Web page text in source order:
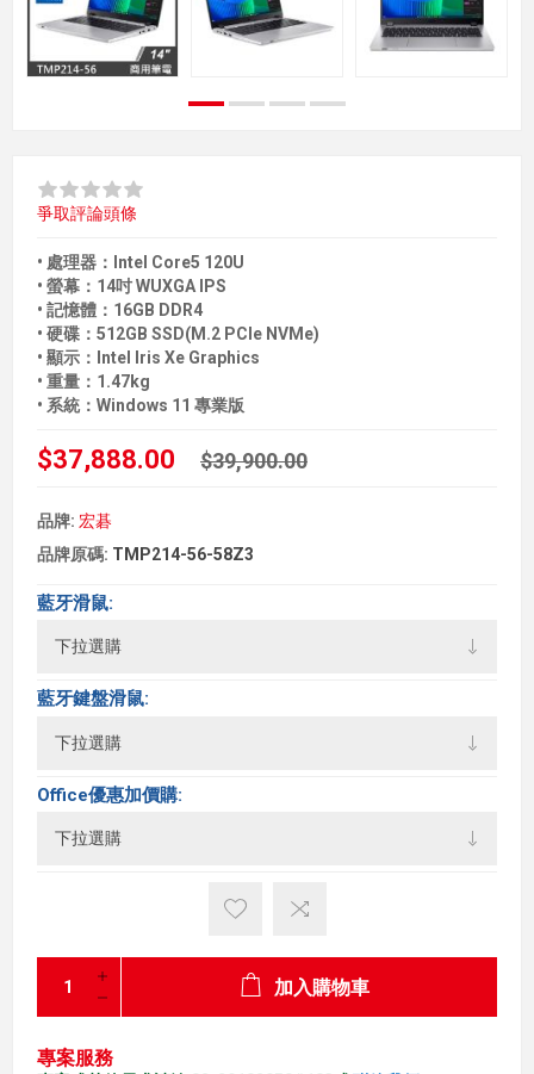
爭取評論頭條
• 處理器：Intel Core5 120U
• 螢幕：14吋 WUXGA IPS
• 記憶體：16GB DDR4
• 硬碟：512GB SSD(M.2 PCIe NVMe)
• 顯示：Intel Iris Xe Graphics
• 重量：1.47kg
• 系統：Windows 11 專業版
$37,888.00 $39,900.00
品牌: 宏碁
品牌原碼: TMP214-56-58Z3
藍牙滑鼠:
藍牙鍵盤滑鼠:
Office優惠加價購:
加入購物車
專案服務